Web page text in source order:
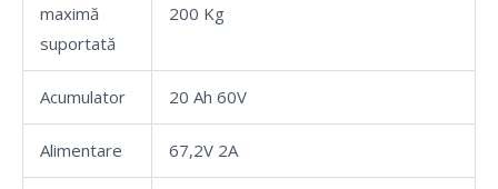
maximă
suportată
200 Kg
Acumulator 20 Ah 60V
Alimentare 67,2V 2A